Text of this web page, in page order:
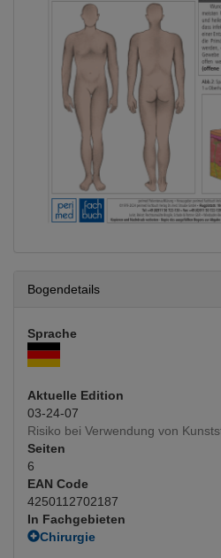
Bogendetails
Sprache
Aktuelle Edition
03-24-07
Risiko bei Verwendung von
Seiten
6
EAN Code
4250112702187
In Fachgebieten
Chirurgie